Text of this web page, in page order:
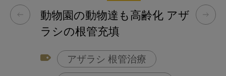
動物園の動物達も高齢化 アザ
ラシの根管充填
アザラシ 根管治療